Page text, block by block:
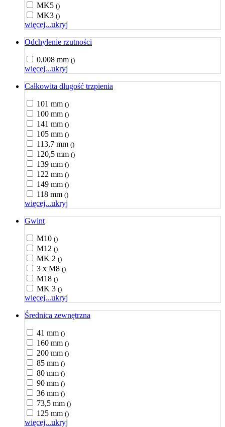
MK5 ()
MK3 ()
więcej...ukryj
Odchylenie rzutności
0,008 mm ()
więcej...ukryj
Całkowita długość trzpienia
101 mm ()
100 mm ()
141 mm ()
105 mm ()
113,7 mm ()
120,5 mm ()
139 mm ()
122 mm ()
149 mm ()
118 mm ()
więcej...ukryj
Gwint
M10 ()
M12 ()
MK 2 ()
3 x M8 ()
M18 ()
MK 3 ()
więcej...ukryj
Średnica zewnętrzna
41 mm ()
160 mm ()
200 mm ()
85 mm ()
80 mm ()
90 mm ()
36 mm ()
73,5 mm ()
125 mm ()
więcej...ukryj